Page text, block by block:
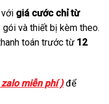
với giá cước chỉ từ
gói và thiết bị kèm theo.
toán trước từ 12
miễn phí ) để